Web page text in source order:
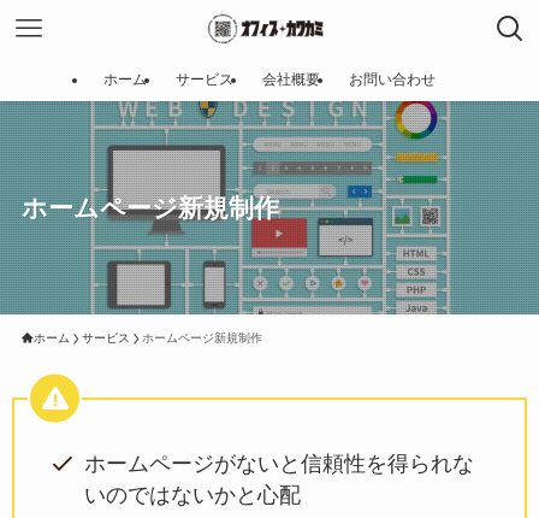
ホーム サービス 会社概要 お問い合わせ
ホームページ新規制作
ホーム サービス ホームページ新規制作
ホームページがないと信頼性を得られな
いのではないかと心配